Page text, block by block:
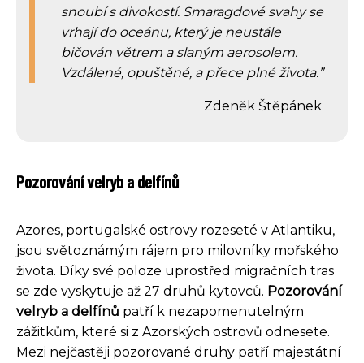
snoubí s divokostí. Smaragdové svahy se
vrhají do oceánu, který je neustále
bičován větrem a slaným aerosolem.
Vzdálené, opuštěné, a přece plné života.
Zdeněk Štěpánek
Pozorování velryb a delfínů
Azores, portugalské ostrovy rozeseté v Atlantiku,
jsou světoznámým rájem pro milovníky mořského
života. Díky své poloze uprostřed migračních tras
se zde vyskytuje až 27 druhů kytovců. Pozorování
velryb a delfínů patří k nezapomenutelným
zážitkům, které si z Azorských ostrovů odnesete.
Mezi nejčastěji pozorované druhy patří majestátní